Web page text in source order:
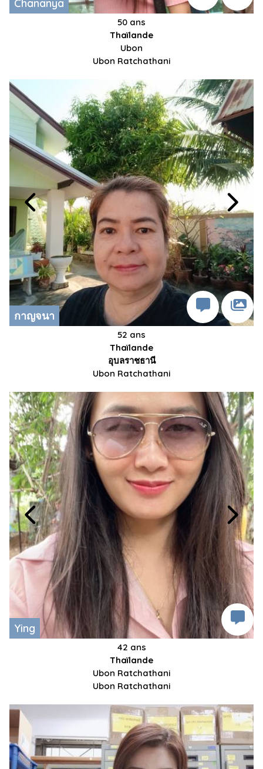
Chananya
50 ans
Thaïlande
Ubon
Ubon Ratchathani
กาญจนา
52 ans
Thaïlande
อุบลราชธานี
Ubon Ratchathani
Ying
42 ans
Thaïlande
Ubon Ratchathani
Ubon Ratchathani